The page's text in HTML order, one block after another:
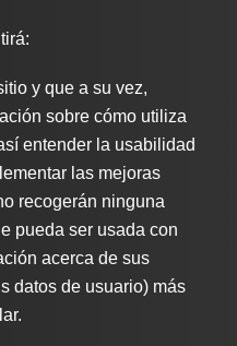
y que a su vez,
sobre cómo utiliza
entender la usabilidad
las mejoras
recogerán ninguna
pueda ser usada con
acerca de sus
datos de usuario) más